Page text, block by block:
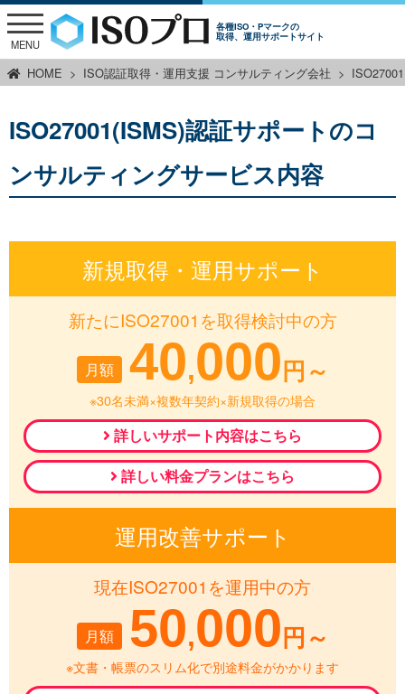
各種ISO・Pマークの
取得、運用サポートサイト
MENU
HOME ISO認証取得・運用支援 コンサルティング会社
ISO27001(ISMS)認証サポートのコ
ンサルティングサービス内容
新規取得・運用サポート
新たにISO27001を取得検討中の方
月額 40,000 円～
※30名未満×複数年契約×新規取得の場合
詳しいサポート内容はこちら
詳しい料金プランはこちら
運用改善サポート
現在ISO27001を運用中の方
月額 50,000 円～
※文書・帳票のスリム化で別途料金がかかります